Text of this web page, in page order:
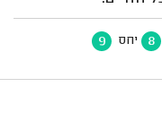
8 יחס 9